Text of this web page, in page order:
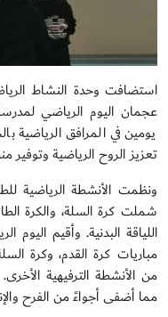
استضافت وحدة النشاط
عجمان اليوم الرياضي
يومين في المرافق الرياضية
تعزيز الروح الرياضية وتوفير
ونظمت الأنشطة الرياضية
شملت كرة السلة، والكرة
اللياقة البدنية. وأقيم
مباريات كرة القدم، وكرة
من الأنشطة الترفيهية الأخرى.
مما أضفى أجواءً من الفرح